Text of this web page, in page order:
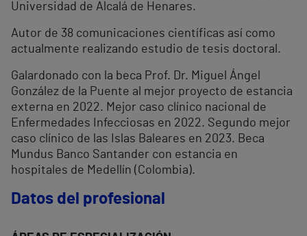
Universidad de Alcalá de Henares.
Autor de 38 comunicaciones científicas así como
actualmente realizando estudio de tesis doctoral.
Galardonado con la beca Prof. Dr. Miguel Ángel
González de la Puente al mejor proyecto de estancia
externa en 2022. Mejor caso clínico nacional de
Enfermedades Infecciosas en 2022. Segundo mejor
caso clínico de las Islas Baleares en 2023. Beca
Mundus Banco Santander con estancia en
hospitales de Medellín (Colombia).
Datos del profesional